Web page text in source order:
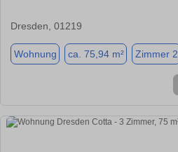
Dresden, 01219
Wohnung ca. 75,94 m² Zimmer 2